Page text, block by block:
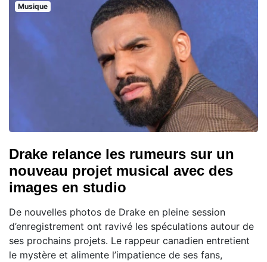
Musique
Drake relance les rumeurs sur un
nouveau projet musical avec des
images en studio
De nouvelles photos de Drake en pleine session
d’enregistrement ont ravivé les spéculations autour de
ses prochains projets. Le rappeur canadien entretient
le mystère et alimente l’impatience de ses fans,